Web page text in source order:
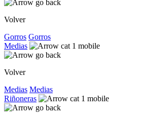
Volver
Gorros Gorros
Medias
Volver
Medias Medias
Riñoneras